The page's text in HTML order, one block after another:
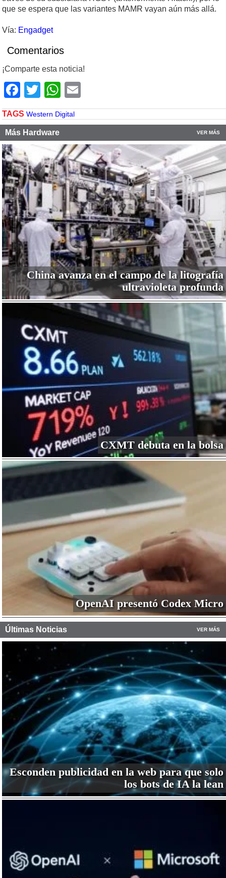
que se espera que las variantes MAMR vayan aún más allá.
Vía: Engadget
Comentarios
¡Comparte esta noticia!
Facebook
TwitterWhatsApp
TAGS Western Digital
Más Hardware VER MÁS
China avanza en el campo de la litografía
ultravioleta profunda
CXMT debuta en la bolsa
OpenAI presentó Codex Micro
Últimas Noticias VER MÁS
Esconden publicidad en la web para que solo
los bots de IA la lean